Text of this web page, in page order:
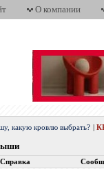
О компании
какую кровлю выбрать?
Справка